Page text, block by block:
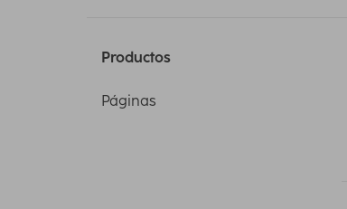
Productos
Páginas